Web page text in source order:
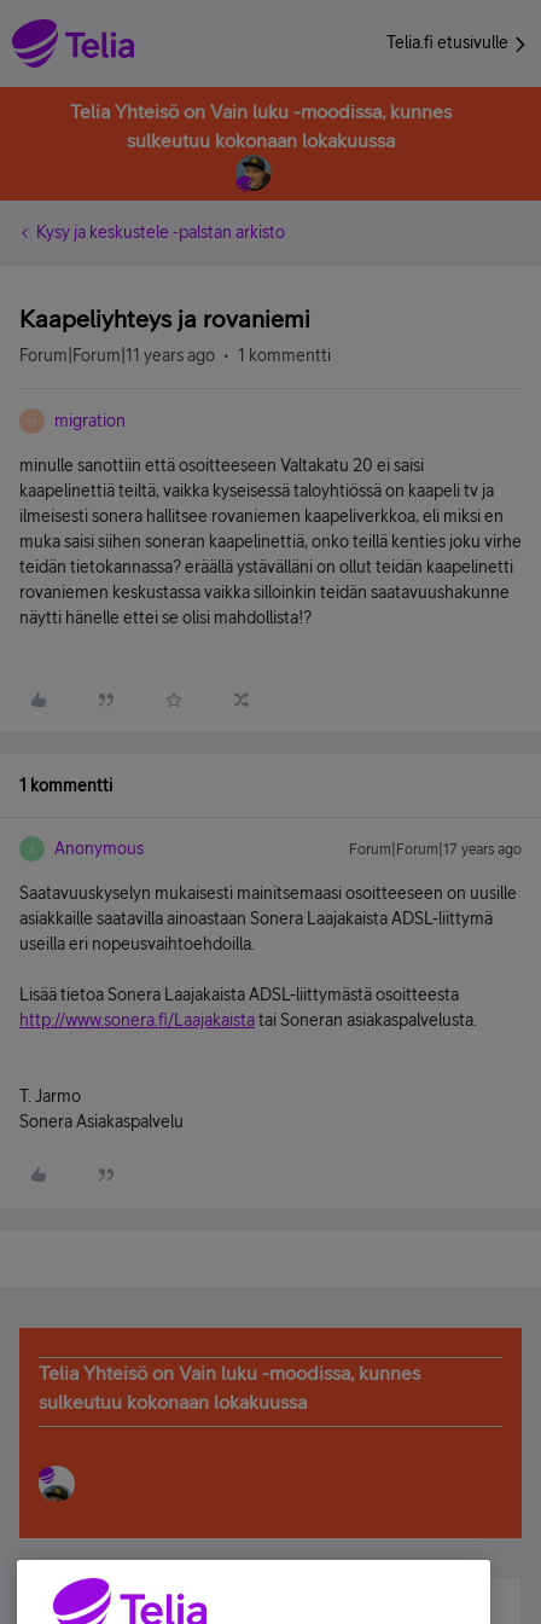
Telia.fi etusivulle
Telia Yhteisö on Vain luku -moodissa, kunnes
sulkeutuu kokonaan lokakuussa
Kysy ja keskustele -palstan arkisto
Kaapeliyhteys ja rovaniemi
Forum|Forum|11 years ago 1 kommentti
M migration
minulle sanottiin että osoitteeseen Valtakatu 20 ei saisi
kaapelinettiä teiltä, vaikka kyseisessä taloyhtiössä on kaapeli tv ja
ilmeisesti sonera hallitsee rovaniemen kaapeliverkkoa, eli miksi en
muka saisi siihen soneran kaapelinettiä, onko teillä kenties joku virhe
teidän tietokannassa? eräällä ystävälläni on ollut teidän kaapelinetti
rovaniemen keskustassa vaikka silloinkin teidän saatavuushakunne
näytti hänelle ettei se olisi mahdollista!?
1 kommentti
A Anonymous Forum|Forum|17 years ago
Saatavuuskyselyn mukaisesti mainitsemaasi osoitteeseen on uusille
asiakkaille saatavilla ainoastaan Sonera Laajakaista ADSL-liittymä
useilla eri nopeusvaihtoehdoilla.
Lisää tietoa Sonera Laajakaista ADSL-liittymästä osoitteesta
http://www.sonera.fi/Laajakaistatai Soneran asiakaspalvelusta.
T. Jarmo
Sonera Asiakaspalvelu
Telia Yhteisö on Vain luku -moodissa, kunnes
sulkeutuu kokonaan lokakuussa